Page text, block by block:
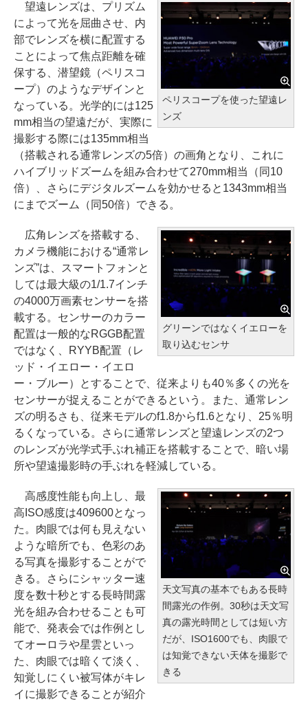
ペリスコープを使った望遠レ
ンズ
望遠レンズは、プリズム
によって光を屈曲させ、内
部でレンズを横に配置する
ことによって焦点距離を確
保する、潜望鏡（ペリスコ
ープ）のようなデザインと
なっている。光学的には125
mm相当の望遠だが、実際に
撮影する際には135mm相当
（搭載される通常レンズの5倍）の画角となり、これに
ハイブリッドズームを組み合わせて270mm相当（同10
倍）、さらにデジタルズームを効かせると1343mm相当
にまでズーム（同50倍）できる。
グリーンではなくイエローを
取り込むセンサ
広角レンズを搭載する、
カメラ機能における“通常レ
ンズ”は、スマートフォンと
しては最大級の1/1.7インチ
の4000万画素センサーを搭
載する。センサーのカラー
配置は一般的なRGGB配置
ではなく、RYYB配置（レ
ッド・イエロー・イエロ
ー・ブルー）とすることで、従来よりも40％多くの光を
センサーが捉えることができるという。また、通常レン
ズの明るさも、従来モデルのf1.8からf1.6となり、25％明
るくなっている。さらに通常レンズと望遠レンズの2つ
のレンズが光学式手ぶれ補正を搭載することで、暗い場
所や望遠撮影時の手ぶれを軽減している。
天文写真の基本でもある長時
間露光の作例。30秒は天文写
真の露光時間としては短い方
だが、ISO1600でも、肉眼で
は知覚できない天体を撮影で
きる
高感度性能も向上し、最
高ISO感度は409600となっ
た。肉眼では何も見えない
ような暗所でも、色彩のあ
る写真を撮影することがで
きる。さらにシャッター速
度を数十秒とする長時間露
光を組み合わせることも可
能で、発表会では作例とし
てオーロラや星雲といっ
た、肉眼では暗くて淡く、
知覚しにくい被写体がキレ
イに撮影できることが紹介